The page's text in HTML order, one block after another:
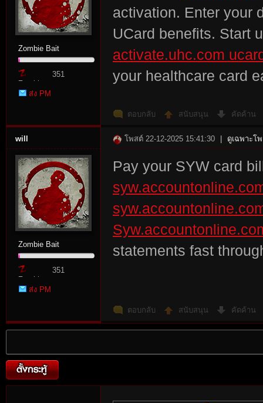
Zombie Bait
Zombie
Point
351
ส่ง PM
activation. Enter your
UCard benefits. Start
activate.uhc.com
your healthcare card
ตอบกลับ สนับสนุน คัดค้าน
will
Zombie Bait
Zombie
Point
351
ส่ง PM
โพสต์ 22-12-2025 15:41:30 ดูเฉพาะโ
Pay your SYW card
statements fast
ตอบกลับ สนับสนุน คัดค้าน